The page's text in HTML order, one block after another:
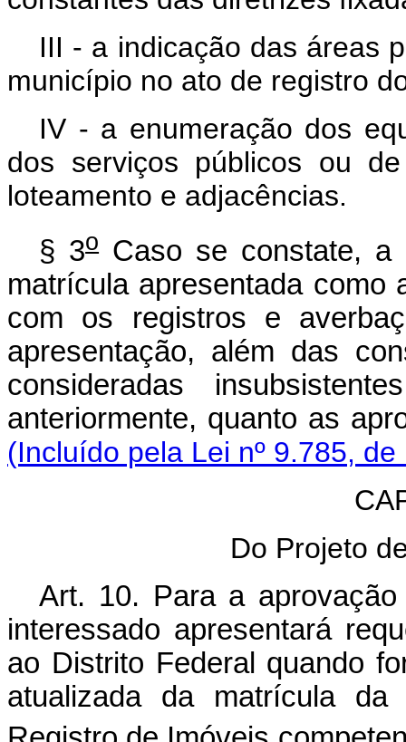
III - a indicação das áreas
município no ato de registro
IV - a enumeração dos
dos serviços públicos ou
loteamento e adjacências.
§ 3oCaso se constate, a
matrícula apresentada como
com os registros e
apresentação, além das
consideradas
anteriormente, quanto
(Incluído pela Lei nº 9.785, de
Do Projeto
Art. 10. Para a
interessado apresentará
ao Distrito Federal quando
atualizada da matrícula